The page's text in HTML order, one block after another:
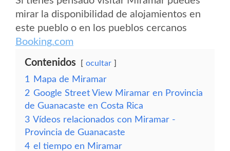
mirar la disponibilidad de alojamientos en
este pueblo o en los pueblos cercanos
Booking.com
Contenidos ocultar
1
Mapa de Miramar
2 Google Street View Miramar en Provincia
de Guanacaste en Costa Rica
3 Vídeos relacionados con Miramar -
Provincia de Guanacaste
4 el tiempo en Miramar